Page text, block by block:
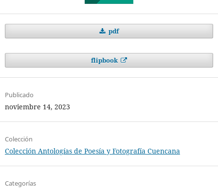
pdf
flipbook
Publicado
noviembre 14, 2023
Colección
Colección Antologías de Poesía y Fotografía Cuencana
Categorías